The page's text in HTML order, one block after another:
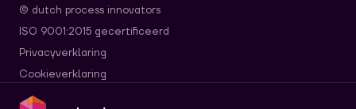
© dutch process innovators
ISO 9001:2015 gecertificeerd
Privacyverklaring
Cookieverklaring